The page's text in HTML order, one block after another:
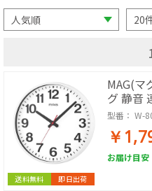
送料無料 即日出荷
MAG(マ
グ 静音
おしゃ
型番： W-
￥
お届け目